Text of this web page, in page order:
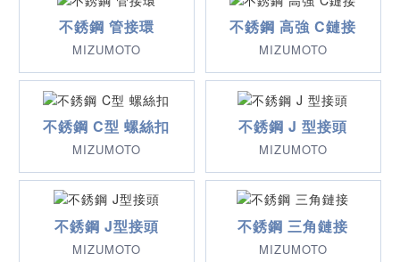
不銹鋼 管接環
MIZUMOTO
不銹鋼 高強 C鏈接
MIZUMOTO
不銹鋼 C型 螺絲扣
MIZUMOTO
不銹鋼 J 型接頭
MIZUMOTO
不銹鋼 J型接頭
MIZUMOTO
不銹鋼 三角鏈接
MIZUMOTO